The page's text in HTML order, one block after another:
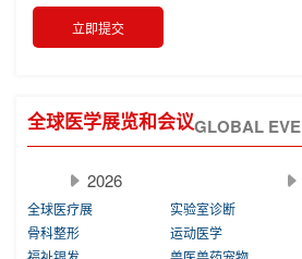
全球医学展览和会议GLOBAL
2026
全球医疗展 实验室诊断
骨科整形
运动医学